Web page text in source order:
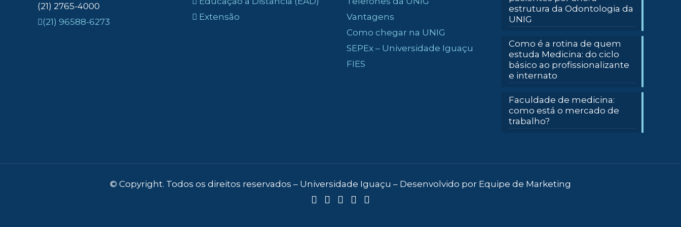
(21) 2765-4000
(21) 96588-6273
Extensão
Vantagens
Como chegar na UNIG
SEPEx – Universidade Iguaçu
FIES
estrutura da Odontologia da
UNIG
Como é a rotina de quem
estuda Medicina: do ciclo
básico ao profissionalizante
e internato
Faculdade de medicina:
como está o mercado de
trabalho?
© Copyright. Todos os direitos reservados – Universidade Iguaçu – Desenvolvido por Equipe de Marketing